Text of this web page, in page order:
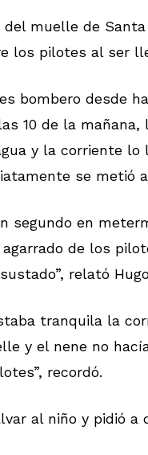
del muelle de
los pilotes al ser
bombero desde
10 de la
y la corriente
se metió
segundo en
de los
relató
tranquila la
y el nene no
recordó.
al niño y pidió